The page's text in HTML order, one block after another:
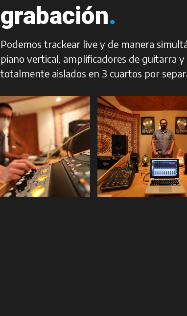
grabación.
Podemos trackear live y de manera
piano vertical, amplificadores de guitarra
totalmente aislados en 3 cuartos por